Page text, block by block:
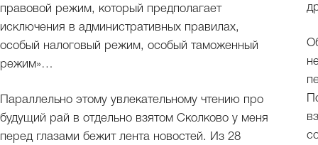
правовой режим, который предполагает
исключения в административных правилах,
особый налоговый режим, особый таможенный
режим»…
Параллельно этому увлекательному чтению про
будущий рай в отдельно взятом Сколково у меня
перед глазами бежит лента новостей. Из 28